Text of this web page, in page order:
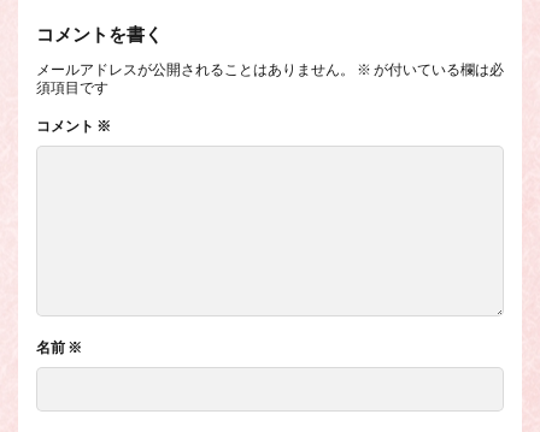
コメントを書く
メールアドレスが公開されることはありません。 ※ が付いている欄は必
須項目です
コメント ※
名前 ※